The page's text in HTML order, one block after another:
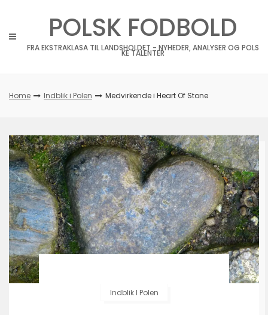
POLSK FODBOLD
FRA EKSTRAKLASA TIL LANDSHOLDET - NYHEDER, ANALYSER OG POLS
KE TALENTER
Home Indblik i Polen Medvirkende i Heart Of Stone
Indblik I Polen